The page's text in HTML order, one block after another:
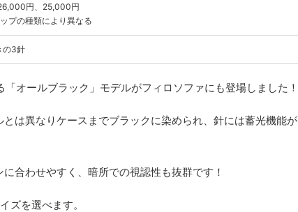
円、25,000円
プの種類により異なる
の3針
オールブラック」モデルがフィロソファにも登場しました！
は異なりケースまでブラックに染められ、針には蓄光機能が
合わせやすく、暗所での視認性も抜群です！
ズを選べます。